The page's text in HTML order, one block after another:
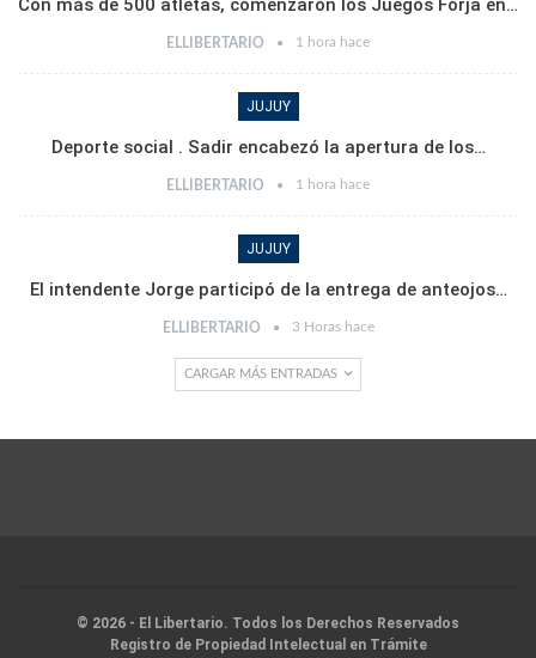
Con más de 500 atletas, comenzaron los Juegos Forja en…
ELLIBERTARIO 1 hora hace
JUJUY
Deporte social . Sadir encabezó la apertura de los…
ELLIBERTARIO 1 hora hace
JUJUY
El intendente Jorge participó de la entrega de anteojos…
ELLIBERTARIO 3 Horas hace
CARGAR MÁS ENTRADAS
© 2026 - El Libertario. Todos los Derechos Reservados
Registro de Propiedad Intelectual en Trámite